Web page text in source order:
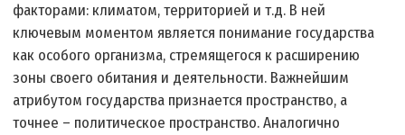
факторами: климатом, территорией и т.д. В ней
ключевым моментом является понимание государства
как особого организма, стремящегося к расширению
зоны своего обитания и деятельности. Важнейшим
атрибутом государства признается пространство, а
точнее – политическое пространство. Аналогично